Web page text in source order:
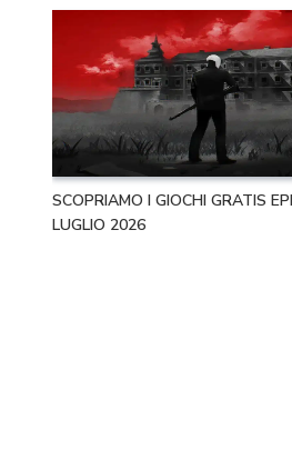
SCOPRIAMO I GIOCHI GRATIS
LUGLIO 2026